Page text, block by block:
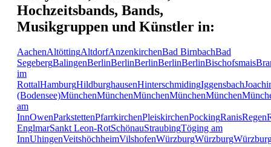
Hochzeitsbands, Bands,
Musikgruppen und Künstler in:
AachenAltöttingAltdorfAnzenkirchenBad BirnbachBad
SegebergBalingenBerlinBerlinBerlinBerlinBerlinBischofsmais
im
RottalHamburgHildburghausenHinterschmidingIggensbach
(Bodensee)MünchenMünchenMünchenMünchenMünchen
am
InnOwenParkstettenPfarrkirchenPleiskirchenPockingRanisRegen
EnglmarSankt Leon-RotSchönauStraubingTöging am
InnUhingenVeitshöchheimVilshofenWürzburgWürzburg